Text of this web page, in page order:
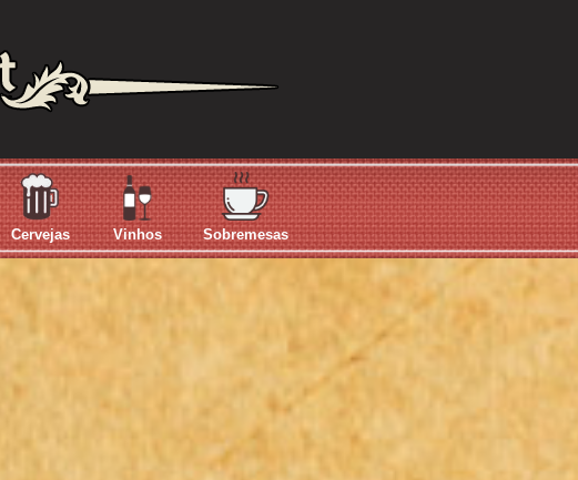
Cervejas Vinhos Sobremesas